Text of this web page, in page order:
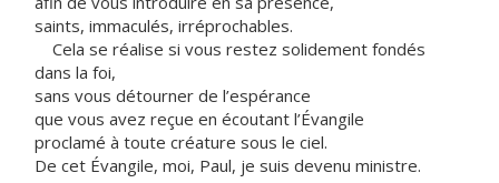
saints, immaculés, irréprochables.
Cela se réalise si vous restez solidement fondés
dans la foi,
sans vous détourner de l’espérance
que vous avez reçue en écoutant l’Évangile
proclamé à toute créature sous le ciel.
De cet Évangile, moi, Paul, je suis devenu ministre.